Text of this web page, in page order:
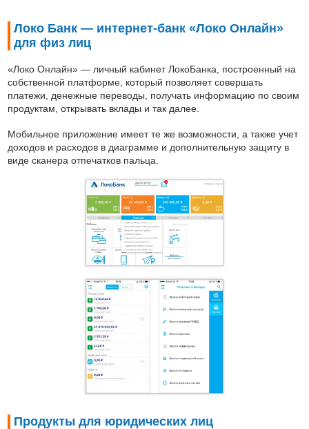
Локо Банк — интернет-банк «Локо Онлайн»
для физ лиц
«Локо Онлайн» — личный кабинет ЛокоБанка, построенный на
собственной платформе, который позволяет совершать
платежи, денежные переводы, получать информацию по своим
продуктам, открывать вклады и так далее.
Мобильное приложение имеет те же возможности, а также учет
доходов и расходов в диаграмме и дополнительную защиту в
виде сканера отпечатков пальца.
Продукты для юридических лиц